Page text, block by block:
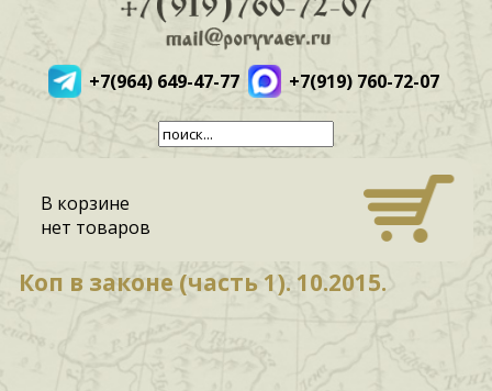
+7(964) 649-47-77 +7(919) 760-72-07
В корзине
нет товаров
Коп в законе (часть 1). 10.2015.